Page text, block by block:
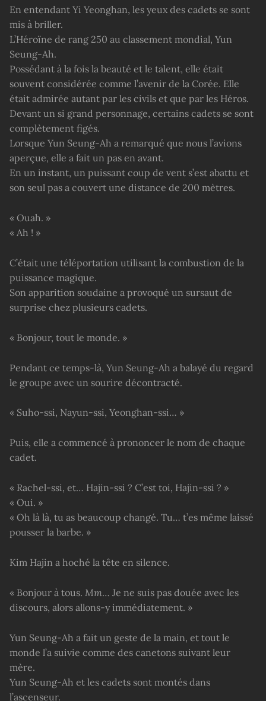
En entendant Yi Yeonghan, les yeux des cadets se sont
mis à briller.
L’Héroïne de rang 250 au classement mondial, Yun
Seung-Ah.
Possédant à la fois la beauté et le talent, elle était
souvent considérée comme l’avenir de la Corée. Elle
était admirée autant par les civils et que par les Héros.
Devant un si grand personnage, certains cadets se sont
complètement figés.
Lorsque Yun Seung-Ah a remarqué que nous l’avions
aperçue, elle a fait un pas en avant.
En un instant, un puissant coup de vent s’est abattu et
son seul pas a couvert une distance de 200 mètres.
« Ouah. »
« Ah ! »
C’était une téléportation utilisant la combustion de la
puissance magique.
Son apparition soudaine a provoqué un sursaut de
surprise chez plusieurs cadets.
« Bonjour, tout le monde. »
Pendant ce temps-là, Yun Seung-Ah a balayé du regard
le groupe avec un sourire décontracté.
« Suho-ssi, Nayun-ssi, Yeonghan-ssi… »
Puis, elle a commencé à prononcer le nom de chaque
cadet.
« Rachel-ssi, et… Hajin-ssi ? C’est toi, Hajin-ssi ? »
« Oui. »
« Oh là là, tu as beaucoup changé. Tu… t’es même laissé
pousser la barbe. »
Kim Hajin a hoché la tête en silence.
« Bonjour à tous. Mm… Je ne suis pas douée avec les
discours, alors allons-y immédiatement. »
Yun Seung-Ah a fait un geste de la main, et tout le
monde l’a suivie comme des canetons suivant leur
mère.
Yun Seung-Ah et les cadets sont montés dans
l’ascenseur.